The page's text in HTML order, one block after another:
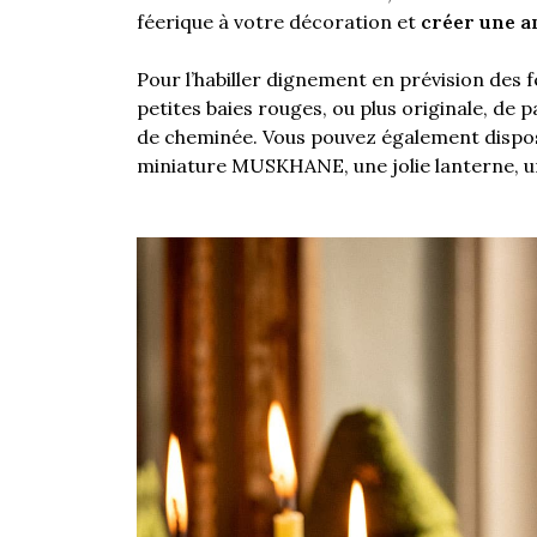
féerique à votre décoration et créer une
Pour l’habiller dignement en prévision des
petites baies rouges, ou plus originale, de
de cheminée. Vous pouvez également
miniature MUSKHANE, une jolie lanterne,